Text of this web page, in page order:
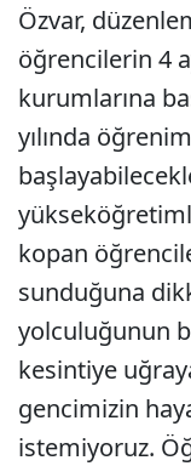
Özvar,
öğrencilerin 4
kurumlarına
yılında
kopan
sunduğuna
yolculuğunun
kesintiye
gencimizin
istemiyoruz.